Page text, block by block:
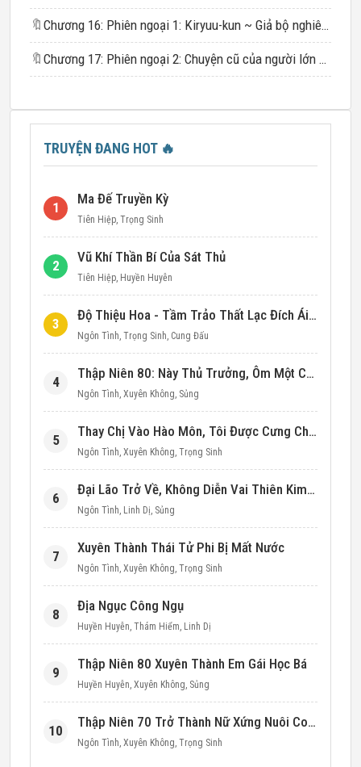
🔖 Chương 16: Phiên ngoại 1: Kiryuu-kun ~ Giả bộ nghiêm túc như vậy ổn chứ?
🔖 Chương 17: Phiên ngoại 2: Chuyện cũ của người lớn – Phòng xưng tội
TRUYỆN ĐANG HOT 🔥
1
Ma Đế Truyền Kỳ
Tiên Hiệp, Trọng Sinh
2
Vũ Khí Thần Bí Của Sát Thủ
Tiên Hiệp, Huyền Huyễn
3
Độ Thiệu Hoa - Tầm Trảo Thất Lạc Đích Ái Tình
Ngôn Tình, Trọng Sinh, Cung Đấu
4
Thập Niên 80: Này Thủ Trưởng, Ôm Một Cái Đi!
Ngôn Tình, Xuyên Không, Sủng
5
Thay Chị Vào Hào Môn, Tôi Được Cưng Chiều Hết Mực (Thập Niên 90)
Ngôn Tình, Xuyên Không, Trọng Sinh
6
Đại Lão Trở Về, Không Diễn Vai Thiên Kim Giả Nữa
Ngôn Tình, Linh Dị, Sủng
7
Xuyên Thành Thái Tử Phi Bị Mất Nước
Ngôn Tình, Xuyên Không, Trọng Sinh
8
Địa Ngục Công Ngụ
Huyền Huyễn, Thám Hiểm, Linh Dị
9
Thập Niên 80 Xuyên Thành Em Gái Học Bá
Huyền Huyễn, Xuyên Không, Sủng
10
Thập Niên 70 Trở Thành Nữ Xứng Nuôi Con Làm Giàu
Ngôn Tình, Xuyên Không, Trọng Sinh